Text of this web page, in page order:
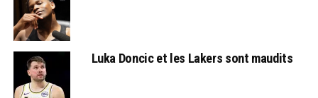
Luka Doncic et les Lakers sont maudits